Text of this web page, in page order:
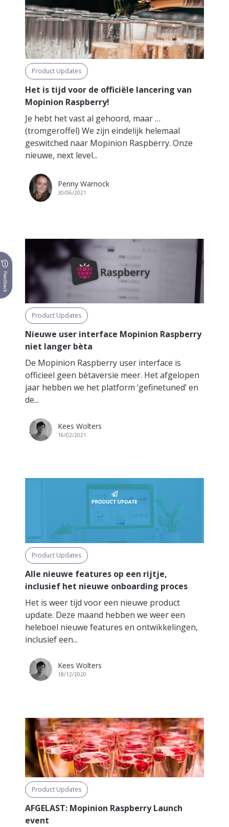
Product Updates
Het is tijd voor de officiële lancering van
Mopinion Raspberry!
Je hebt het vast al gehoord, maar …
(tromgeroffel) We zijn eindelijk helemaal
geswitched naar Mopinion Raspberry. Onze
nieuwe, next level...
Penny Warnock
30/06/2021
Product Updates
Nieuwe user interface Mopinion Raspberry
niet langer bèta
De Mopinion Raspberry user interface is
officieel geen bètaversie meer. Het afgelopen
jaar hebben we het platform ‘gefinetuned’ en
de...
Kees Wolters
16/02/2021
Product Updates
Alle nieuwe features op een rijtje,
inclusief het nieuwe onboarding proces
Het is weer tijd voor een nieuwe product
update. Deze maand hebben we weer een
heleboel nieuwe features en ontwikkelingen,
inclusief een...
Kees Wolters
18/12/2020
Product Updates
AFGELAST: Mopinion Raspberry Launch
event
Feedback